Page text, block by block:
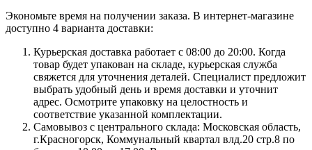
Экономьте время на получении заказа. В интернет-магазине
доступно 4 варианта доставки:
Курьерская доставка работает с 08:00 до 20:00. Когда
товар будет упакован на складе, курьерская служба
свяжется для уточнения деталей. Специалист предложит
выбрать удобный день и время доставки и уточнит
адрес. Осмотрите упаковку на целостность и
соответствие указанной комплектации.
Самовывоз с центрального склада: Московская область,
г.Красногорск, Коммунальный квартал влд.20 стр.8 по